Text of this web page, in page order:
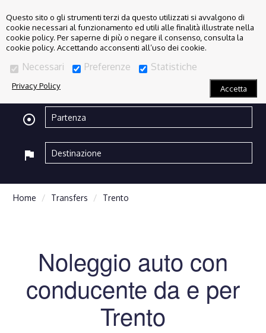
Questo sito o gli strumenti terzi da questo utilizzati si avvalgono di
cookie necessari al funzionamento ed utili alle finalità illustrate nella
cookie policy. Per saperne di più o negare il consenso, consulta la
cookie policy. Accettando acconsenti all’uso dei cookie.
Necessari Preferenze Statistiche
Privacy Policy Accetta
adjust
flag
Home Transfers Trento
Noleggio auto con
conducente da e per
Trento